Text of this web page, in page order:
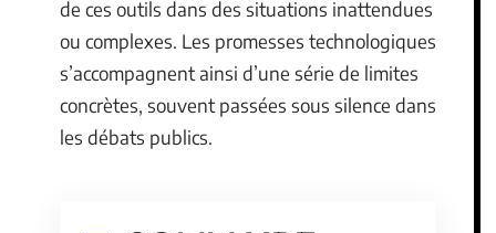
de ces outils dans des situations inattendues
ou complexes. Les promesses technologiques
s’accompagnent ainsi d’une série de limites
concrètes, souvent passées sous silence dans
les débats publics.